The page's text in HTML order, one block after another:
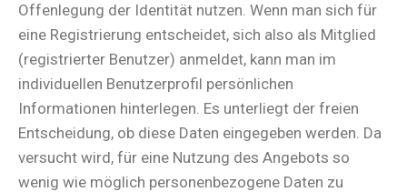
Offenlegung der Identität nutzen. Wenn man sich für
eine Registrierung entscheidet, sich also als Mitglied
(registrierter Benutzer) anmeldet, kann man im
individuellen Benutzerprofil persönlichen
Informationen hinterlegen. Es unterliegt der freien
Entscheidung, ob diese Daten eingegeben werden. Da
versucht wird, für eine Nutzung des Angebots so
wenig wie möglich personenbezogene Daten zu